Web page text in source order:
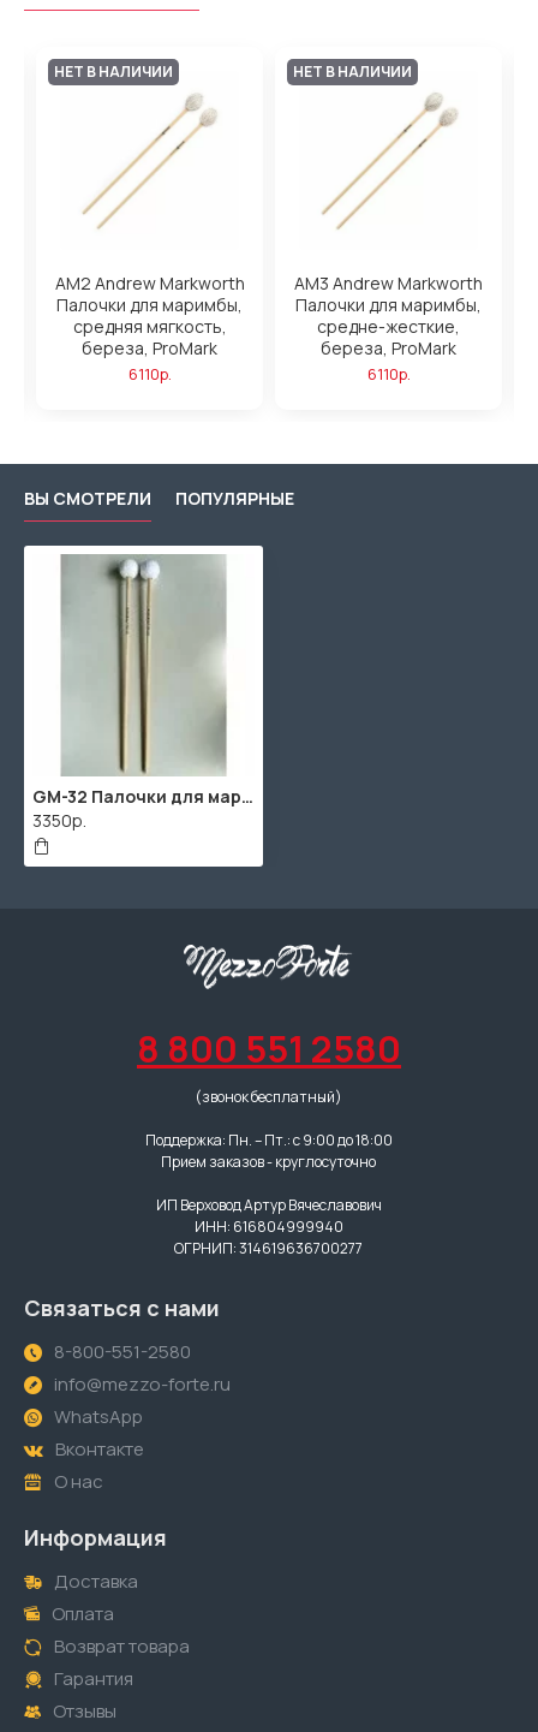
НЕТ В НАЛИЧИИ
AM2 Andrew Markworth
Палочки для маримбы,
средняя мягкость,
береза, ProMark
6110р.
НЕТ В НАЛИЧИИ
AM3 Andrew Markworth
Палочки для маримбы,
средне-жесткие,
береза, ProMark
6110р.
ВЫ СМОТРЕЛИ ПОПУЛЯРНЫЕ
GM-32 Палочки для маримбы, средне-мягкие, Grig
3350р.
8 800 551 2580
(звонок бесплатный)
Поддержка: Пн. – Пт.: с 9:00 до 18:00
Прием заказов - круглосуточно
ИП Верховод Артур Вячеславович
ИНН: 616804999940
ОГРНИП: 314619636700277
Связаться с нами
8-800-551-2580
info@mezzo-forte.ru
WhatsApp
Вконтакте
О нас
Информация
Доставка
Оплата
Возврат товара
Гарантия
Отзывы